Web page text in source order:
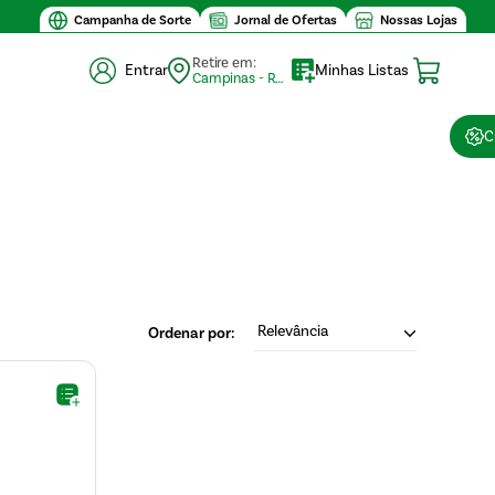
Campanha de Sorte Jornal de Ofertas Nossas Lojas
Entrar
Retire em:
Campinas - Retirada (10)
Minhas Listas
Relevância